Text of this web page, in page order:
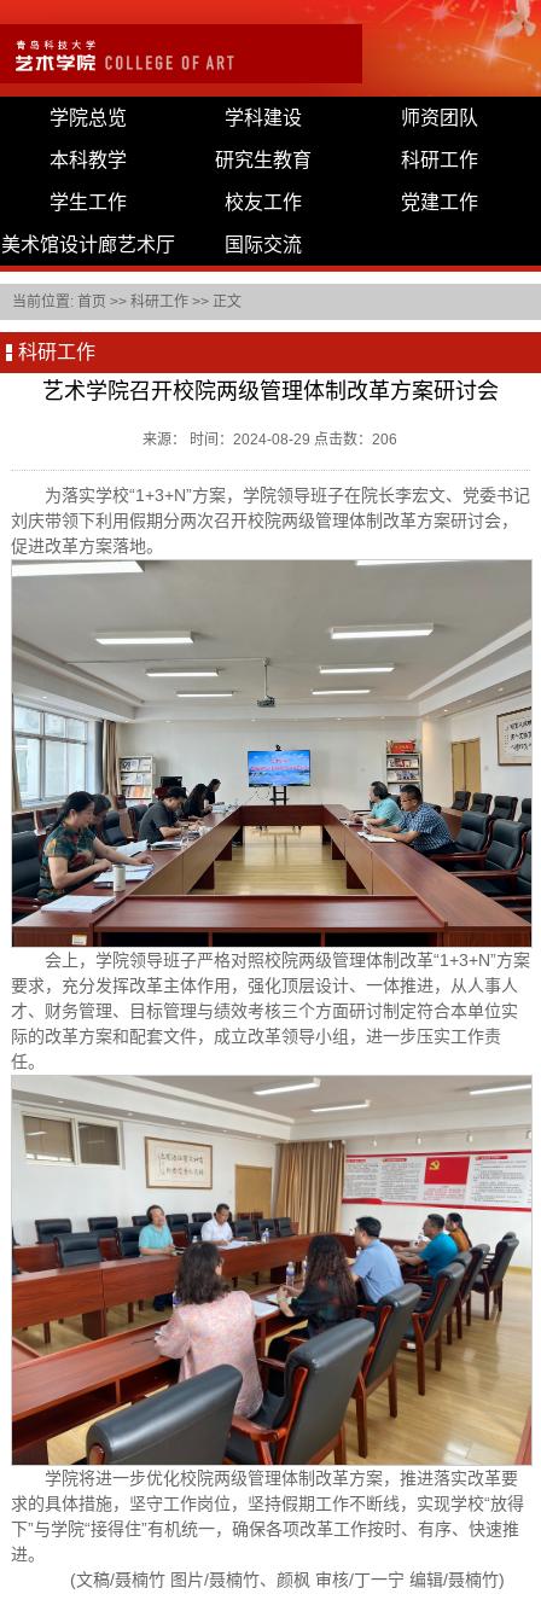
学院总览 学科建设 师资团队
本科教学 研究生教育 科研工作
学生工作 校友工作 党建工作
美术馆设计廊艺术厅 国际交流
当前位置: 首页 >> 科研工作 >> 正文
科研工作
艺术学院召开校院两级管理体制改革方案研讨会
来源： 时间：2024-08-29 点击数：206
为落实学校“1+3+N”方案，学院领导班子在院长李宏文、党委书记
刘庆带领下利用假期分两次召开校院两级管理体制改革方案研讨会，
促进改革方案落地。
会上，学院领导班子严格对照校院两级管理体制改革“1+3+N”方案
要求，充分发挥改革主体作用，强化顶层设计、一体推进，从人事人
才、财务管理、目标管理与绩效考核三个方面研讨制定符合本单位实
际的改革方案和配套文件，成立改革领导小组，进一步压实工作责
任。
学院将进一步优化校院两级管理体制改革方案，推进落实改革要
求的具体措施，坚守工作岗位，坚持假期工作不断线，实现学校“放得
下”与学院“接得住”有机统一，确保各项改革工作按时、有序、快速推
进。
(文稿/聂楠竹 图片/聂楠竹、颜枫 审核/丁一宁 编辑/聂楠竹)